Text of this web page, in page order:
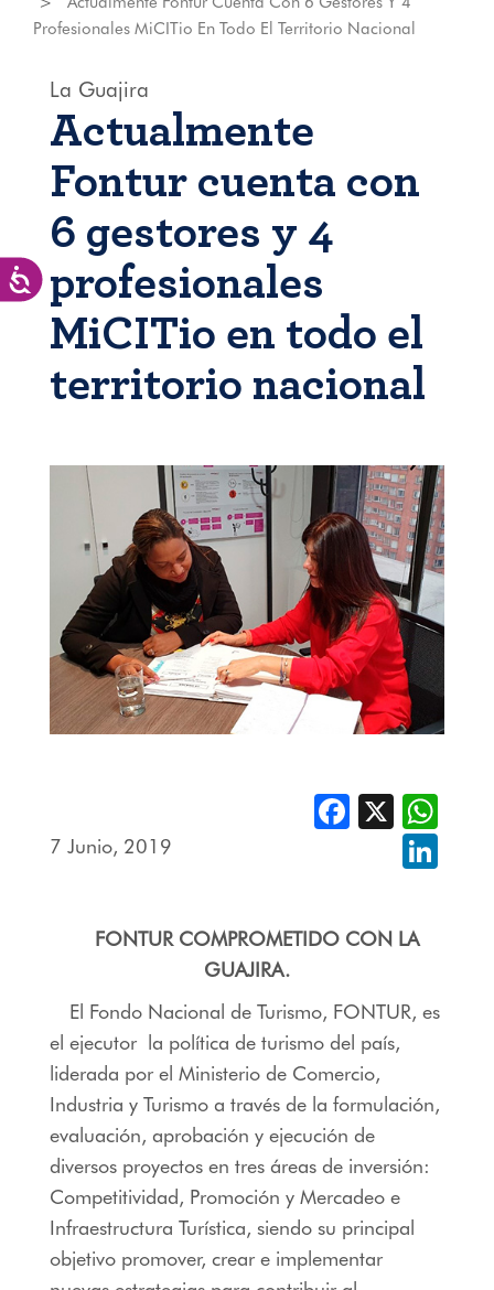
Accesibilidad
Profesionales MiCITio En Todo El Territorio Nacional
La Guajira
Actualmente
Fontur cuenta con
6 gestores y 4
profesionales
MiCITio en todo el
territorio nacional
7 Junio, 2019
Facebook
X
FONTUR COMPROMETIDO CON LA
GUAJIRA.
El Fondo Nacional de Turismo, FONTUR, es
el ejecutor la política de turismo del país,
liderada por el Ministerio de Comercio,
Industria y Turismo a través de la formulación,
evaluación, aprobación y ejecución de
diversos proyectos en tres áreas de inversión:
Competitividad, Promoción y Mercadeo e
Infraestructura Turística, siendo su principal
objetivo promover, crear e implementar